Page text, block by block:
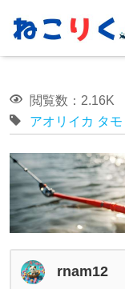
閲覧数：2.16K
アオリイカ タモ
rnam12